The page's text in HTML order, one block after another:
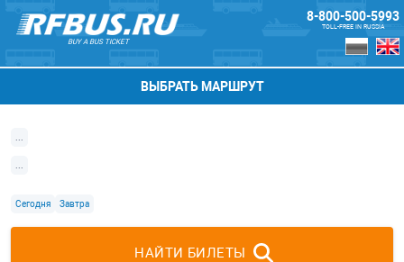
BUY A BUS TICKET
8-800-500-5993
TOLL-FREE IN RUSSIA
ВЫБРАТЬ МАРШРУТ
Сегодня Завтра
НАЙТИ БИЛЕТЫ